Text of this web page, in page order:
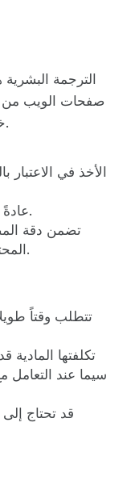
الترجمة
صفحات الويب من
خدمات الترجمة البشرية بمقابل مادي.
الأخذ في الاعتبار
عادةً تراجع النصوص وتتأكد من جودتها.
تضمن دقة
المحتوى مع ثقافة أسواقك المستهدفة.
تتطلب وقتاً
تكلفتها
سيما عند التعامل
قد تحتاج